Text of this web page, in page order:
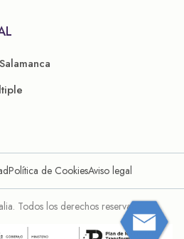
Política de CookiesAviso legal
Todos los derechos reservados.